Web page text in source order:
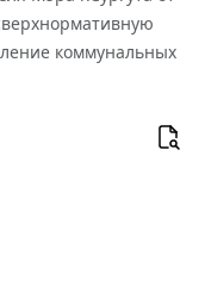
коммунальных